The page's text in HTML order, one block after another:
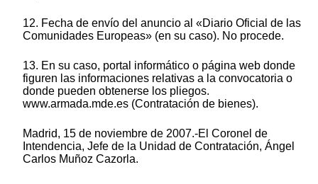
12. Fecha de envío del anuncio al «Diario Oficial de las
Comunidades Europeas» (en su caso). No procede.
13. En su caso, portal informático o página web donde
figuren las informaciones relativas a la convocatoria o
donde pueden obtenerse los pliegos.
www.armada.mde.es (Contratación de bienes).
Madrid, 15 de noviembre de 2007.-El Coronel de
Intendencia, Jefe de la Unidad de Contratación, Ángel
Carlos Muñoz Cazorla.